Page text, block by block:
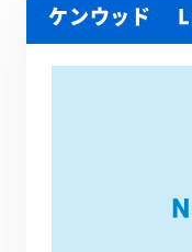
ケンウッド